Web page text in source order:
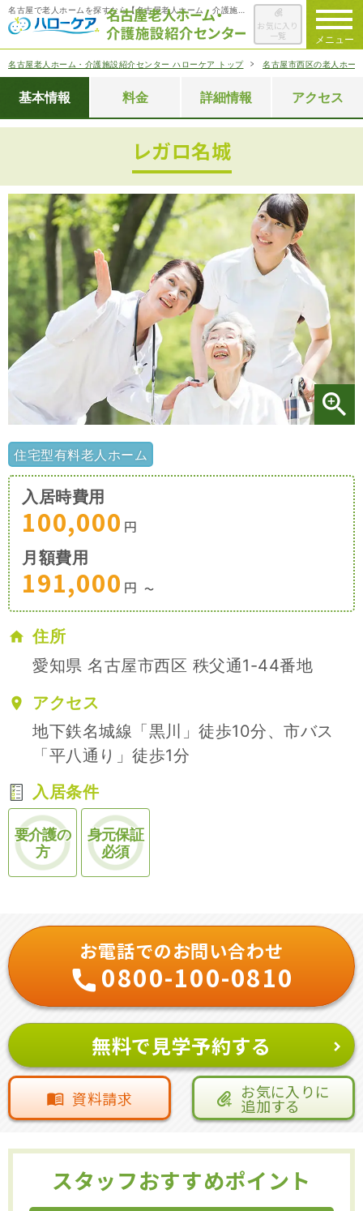
メニュー
お気に入り
一覧
ハローケアについて
老人ホームを 検索する
施設選びのポイント
ご入居までの 流れ
会社概要
お役立ち情報 一覧
施設特集一覧
ブログ一覧
名古屋老人ホーム・介護施設紹介センター ハローケア トップ 名古屋市西区の老人ホー
基本情報 料金 詳細情報 アクセス
レガロ名城
住宅型有料老人ホーム
入居時費用
100,000 円
月額費用
191,000 円 〜
住所
愛知県 名古屋市西区 秩父通1-44番地
アクセス
地下鉄名城線「黒川」徒歩10分、市バス
「平八通り」徒歩1分
入居条件
要介護の
方
身元保証
必須
お電話でのお問い合わせ
0800-100-0810
無料で見学予約する
資料請求 お気に入りに
追加する
スタッフおすすめポイント